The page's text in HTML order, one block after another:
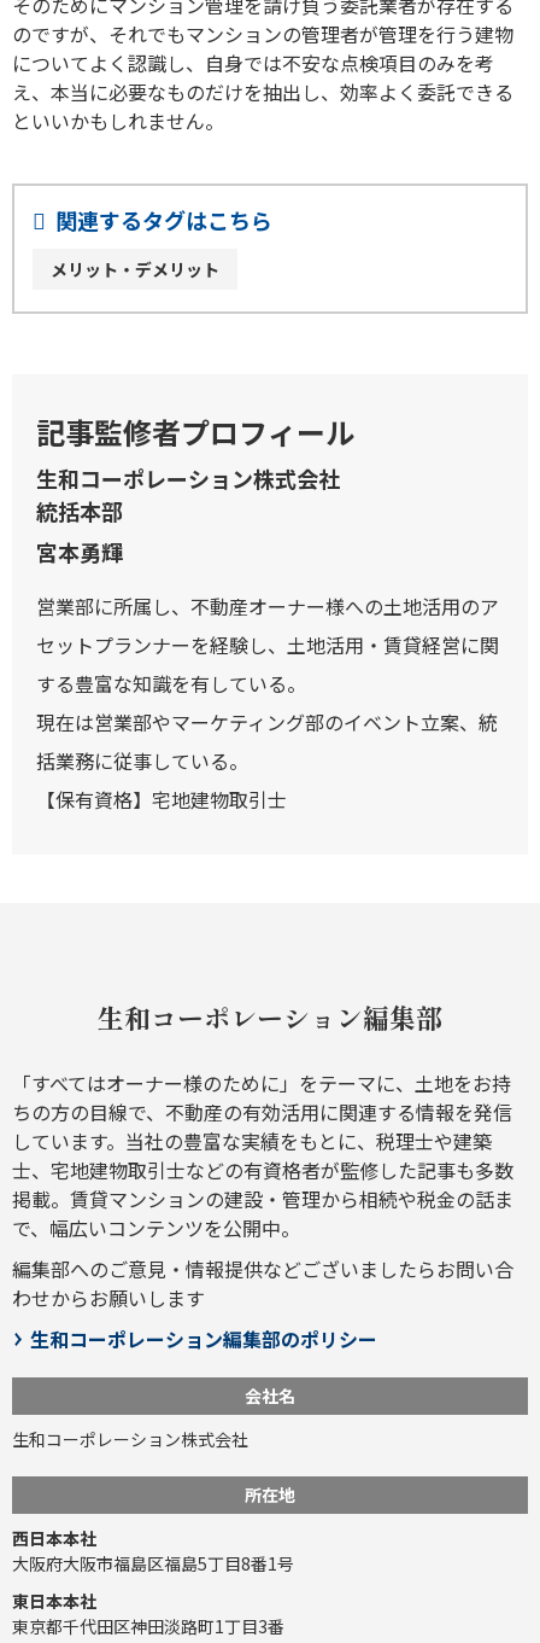
のですが、それでもマンションの管理者が管理を行う建物
についてよく認識し、自身では不安な点検項目のみを考
え、本当に必要なものだけを抽出し、効率よく委託できる
といいかもしれません。
関連するタグはこちら
メリット・デメリット
記事監修者プロフィール
生和コーポレーション株式会社
統括本部
宮本勇輝
営業部に所属し、不動産オーナー様への土地活用のア
セットプランナーを経験し、土地活用・賃貸経営に関
する豊富な知識を有している。
現在は営業部やマーケティング部のイベント立案、統
括業務に従事している。
【保有資格】宅地建物取引士
生和コーポレーション編集部
「すべてはオーナー様のために」をテーマに、土地をお持
ちの方の目線で、不動産の有効活用に関連する情報を発信
しています。当社の豊富な実績をもとに、税理士や建築
士、宅地建物取引士などの有資格者が監修した記事も多数
掲載。賃貸マンションの建設・管理から相続や税金の話ま
で、幅広いコンテンツを公開中。
編集部へのご意見・情報提供などございましたらお問い合
わせからお願いします
生和コーポレーション編集部のポリシー
会社名
生和コーポレーション株式会社
所在地
西日本本社
大阪府大阪市福島区福島5丁目8番1号
東日本本社
東京都千代田区神田淡路町1丁目3番